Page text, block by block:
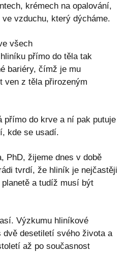
krémech na opalování,
vzduchu, který dýcháme.
všech
přímo do těla tak
bariéry, čímž je mu
ven z těla přirozeným
přímo do krve a ní pak putuje
kde se usadí.
PhD, žijeme dnes v době
tvrdí, že hliník je nejčastěji
a tudíž musí být
Výzkumu hliníkové
desetiletí svého života a
až po současnost